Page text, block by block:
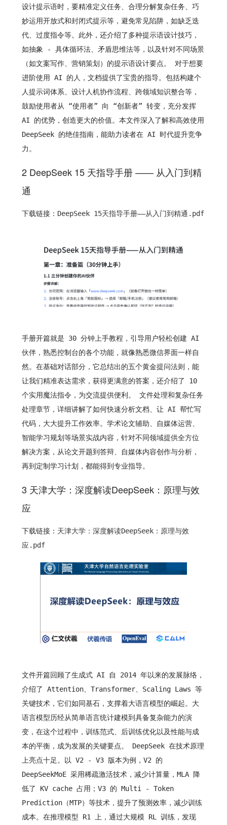
设计提示语时，要精准定义任务、合理分解复杂任务、巧
妙运用开放式和封闭式提示等，避免常见陷阱，如缺乏迭
代、过度指令等。此外，还介绍了多种提示语设计技巧，
如抽象 - 具体循环法、矛盾思维法等，以及针对不同场景
（如文案写作、营销策划）的提示语设计要点。 对于想要
进阶使用 AI 的人，文档提供了宝贵的指导。包括构建个
人提示词体系、设计人机协作流程、跨领域知识整合等，
鼓励使用者从 “使用者” 向 “创新者” 转变，充分发挥
AI 的优势，创造更大的价值。本文件深入了解和高效使用
DeepSeek 的绝佳指南，能助力读者在 AI 时代提升竞争
力。
2 DeepSeek 15 天指导手册 —— 从入门到精
通
下载链接： DeepSeek 15天指导手册——从入门到精通.pdf
手册开篇就是 30 分钟上手教程，引导用户轻松创建 AI
伙伴，熟悉控制台的各个功能，就像熟悉微信界面一样自
然。在基础对话部分，它总结出的五个黄金提问法则，能
让我们精准表达需求，获得更满意的答案，还介绍了 10
个实用魔法指令，为交流提供便利。 文件处理和复杂任务
处理章节，详细讲解了如何快速分析文档、让 AI 帮忙写
代码，大大提升工作效率。学术论文辅助、自媒体运营、
智能学习规划等场景实战内容，针对不同领域提供全方位
解决方案，从论文开题到答辩、自媒体内容创作与分析，
再到定制学习计划，都能得到专业指导。
3 天津大学：深度解读DeepSeek：原理与效
应
下载链接： 天津大学：深度解读DeepSeek：原理与效
应.pdf
文件开篇回顾了生成式 AI 自 2014 年以来的发展脉络，
介绍了 Attention、Transformer、Scaling Laws 等
关键技术，它们如同基石，支撑着大语言模型的崛起。大
语言模型历经从简单语言统计建模到具备复杂能力的演
变，在这个过程中，训练范式、后训练优化以及性能与成
本的平衡，成为发展的关键要点。 DeepSeek 在技术原理
上亮点十足。以 V2 - V3 版本为例，V2 的
DeepSeekMoE 采用稀疏激活技术，减少计算量，MLA 降
低了 KV cache 占用；V3 的 Multi - Token
Prediction（MTP）等技术，提升了预测效率，减少训练
成本。在推理模型 R1 上，通过大规模 RL 训练，发现